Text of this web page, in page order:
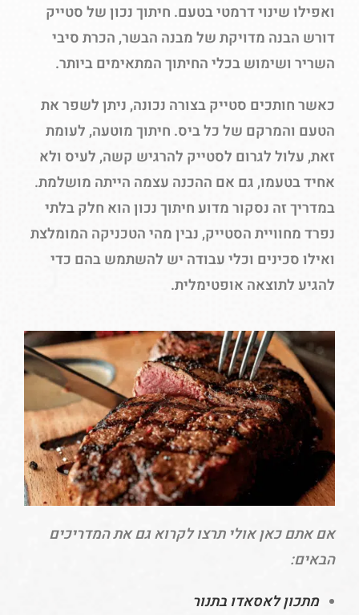
ואפילו שינוי דרמטי בטעם. חיתוך נכון של סטייק
דורש הבנה מדויקת של מבנה הבשר, הכרת סיבי
השריר ושימוש בכלי החיתוך המתאימים ביותר.
כאשר חותכים סטייק בצורה נכונה, ניתן לשפר את
הטעם והמרקם של כל ביס. חיתוך מוטעה, לעומת
זאת, עלול לגרום לסטייק להרגיש קשה, לעיס ולא
אחיד בטעמו, גם אם ההכנה עצמה הייתה מושלמת.
במדריך זה נסקור מדוע חיתוך נכון הוא חלק בלתי
נפרד מחוויית הסטייק, נבין מהי הטכניקה המומלצת
ואילו סכינים וכלי עבודה יש להשתמש בהם כדי
להגיע לתוצאה אופטימלית.
אם אתם כאן אולי תרצו לקרוא גם את המדריכים
הבאים:
מתכון לאסאדו בתנור